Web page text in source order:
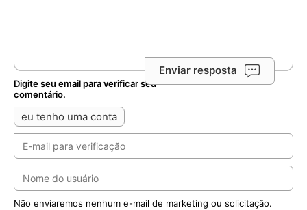
Enviar resposta
Digite seu email para verificar seu
comentário.
eu tenho uma conta
Não enviaremos nenhum e-mail de marketing ou solicitação.